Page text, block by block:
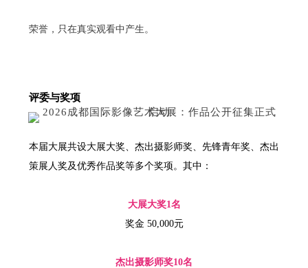
荣誉，只在真实观看中产生。
评委与奖项
本届大展共设大展大奖、杰出摄影师奖、先锋青年奖、杰出
策展人奖及优秀作品奖等多个奖项。 其中：
大展大奖1名
奖金 50,000元
杰出摄影师奖10名